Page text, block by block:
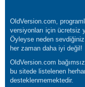
OldVersion.com,
versiyonları için ücretsiz
Öyleyse neden
her zaman daha iyi değil!
OldVersion.com
bu sitede listelenen
desteklenmemektedir.